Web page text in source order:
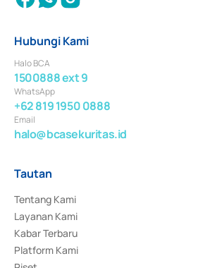
Hubungi Kami
Halo BCA
1500888 ext 9
WhatsApp
+62 819 1950 0888
Email
halo@bcasekuritas.id
Tautan
Tentang Kami
Layanan Kami
Kabar Terbaru
Platform Kami